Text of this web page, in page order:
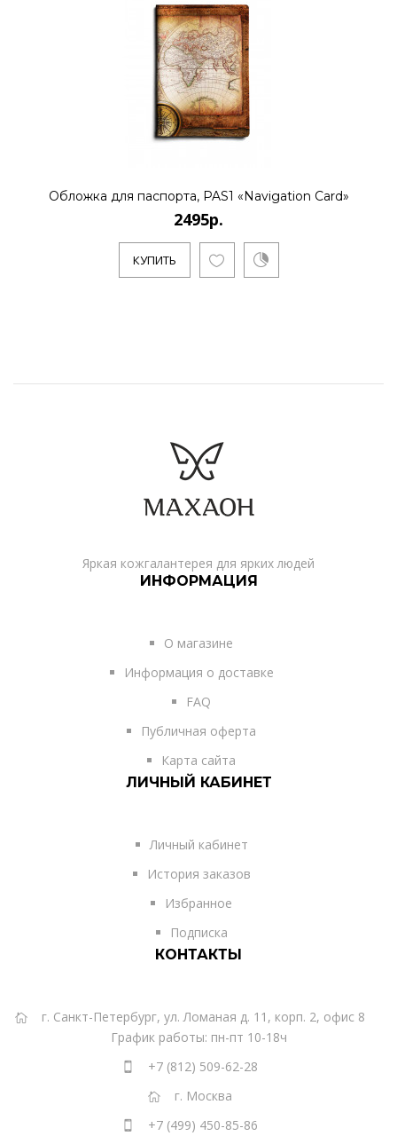
Обложка для паспорта, PAS1 «Navigation Card»
2495р.
КУПИТЬ
Яркая кожгалантерея для ярких людей
ИНФОРМАЦИЯ
О магазине
Информация о доставке
FAQ
Публичная оферта
Карта сайта
ЛИЧНЫЙ КАБИНЕТ
Личный кабинет
История заказов
Избранное
Подписка
КОНТАКТЫ
г. Санкт-Петербург, ул. Ломаная д. 11, корп. 2, офис 8
График работы: пн-пт 10-18ч
+7 (812) 509-62-28
г. Москва
+7 (499) 450-85-86